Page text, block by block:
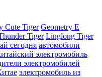
Cute Tiger Geometry E
Tiger Linglong Tiger
сегодня автомобили
электромобиль
электромобилей
электромобиль из